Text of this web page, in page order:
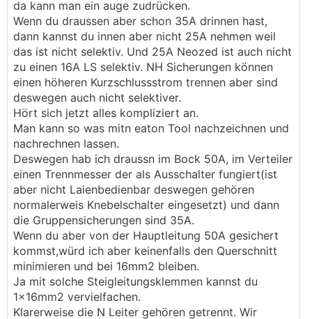
da kann man ein auge zudrücken.
Wenn du draussen aber schon 35A drinnen hast,
dann kannst du innen aber nicht 25A nehmen weil
das ist nicht selektiv. Und 25A Neozed ist auch nicht
zu einen 16A LS selektiv. NH Sicherungen können
einen höheren Kurzschlussstrom trennen aber sind
deswegen auch nicht selektiver.
Hört sich jetzt alles kompliziert an.
Man kann so was mitn eaton Tool nachzeichnen und
nachrechnen lassen.
Deswegen hab ich draussn im Bock 50A, im Verteiler
einen Trennmesser der als Ausschalter fungiert(ist
aber nicht Laienbedienbar deswegen gehören
normalerweis Knebelschalter eingesetzt) und dann
die Gruppensicherungen sind 35A.
Wenn du aber von der Hauptleitung 50A gesichert
kommst,würd ich aber keinenfalls den Querschnitt
minimieren und bei 16mm2 bleiben.
Ja mit solche Steigleitungsklemmen kannst du
1x16mm2 vervielfachen.
Klarerweise die N Leiter gehören getrennt. Wir